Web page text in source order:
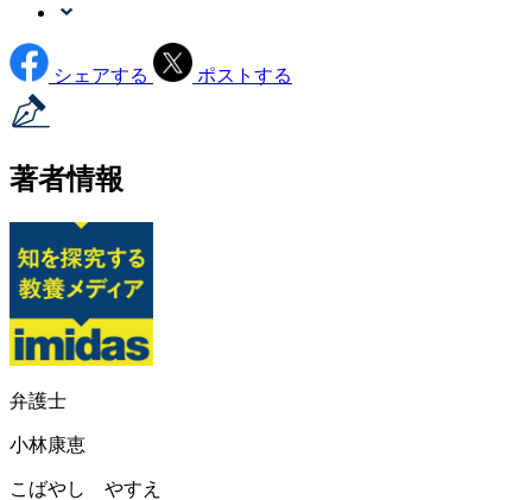
シェアする ポストする
著者情報
弁護士
小林康恵
こばやし やすえ